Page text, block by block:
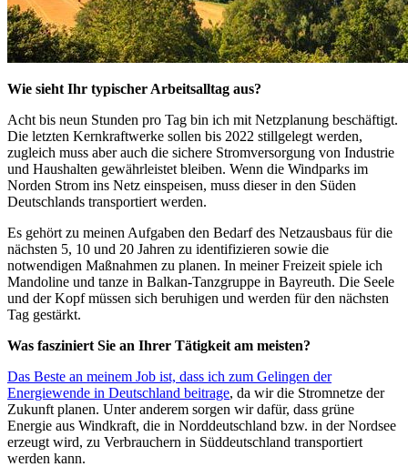
Wie sieht Ihr typischer Arbeitsalltag aus?
Acht bis neun Stunden pro Tag bin ich mit Netzplanung beschäftigt.
Die letzten Kernkraftwerke sollen bis 2022 stillgelegt werden,
zugleich muss aber auch die sichere Stromversorgung von Industrie
und Haushalten gewährleistet bleiben. Wenn die Windparks im
Norden Strom ins Netz einspeisen, muss dieser in den Süden
Deutschlands transportiert werden.
Es gehört zu meinen Aufgaben den Bedarf des Netzausbaus für die
nächsten 5, 10 und 20 Jahren zu identifizieren sowie die
notwendigen Maßnahmen zu planen. In meiner Freizeit spiele ich
Mandoline und tanze in Balkan-Tanzgruppe in Bayreuth. Die Seele
und der Kopf müssen sich beruhigen und werden für den nächsten
Tag gestärkt.
Was fasziniert Sie an Ihrer Tätigkeit am meisten?
Das Beste an meinem Job ist, dass ich zum Gelingen der
Energiewende in Deutschland beitrage, da wir die Stromnetze der
Zukunft planen. Unter anderem sorgen wir dafür, dass grüne
Energie aus Windkraft, die in Norddeutschland bzw. in der Nordsee
erzeugt wird, zu Verbrauchern in Süddeutschland transportiert
werden kann.